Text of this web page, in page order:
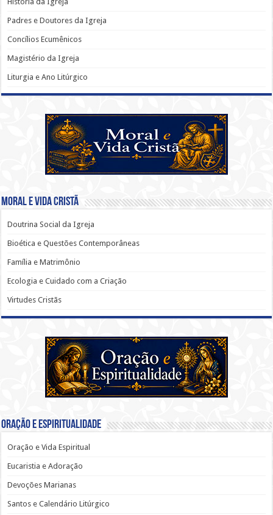
Padres e Doutores da Igreja
Concílios Ecumênicos
Magistério da Igreja
Liturgia e Ano Litúrgico
Moral e Vida Cristã
Doutrina Social da Igreja
Bioética e Questões Contemporâneas
Família e Matrimônio
Ecologia e Cuidado com a Criação
Virtudes Cristãs
Oração e Espiritualidade
Oração e Vida Espiritual
Eucaristia e Adoração
Devoções Marianas
Santos e Calendário Litúrgico